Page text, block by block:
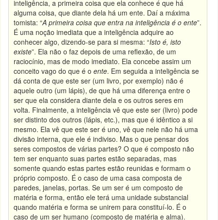
inteligência, a primeira coisa que ela conhece é que há
alguma coisa, que diante dela há um ente. Daí a máxima
tomista: “A primeira coisa que entra na inteligência é o ente”.
É uma noção imediata que a inteligência adquire ao
conhecer algo, dizendo-se para si mesma: “Isto é, isto
existe”. Ela não o faz depois de uma reflexão, de um
raciocínio, mas de modo imediato. Ela concebe assim um
conceito vago do que é oente. Em seguida a inteligência se
dá conta de que este ser (um livro, por exemplo) não é
aquele outro (um lápis), de que há uma diferença entre o
ser que ela considera diante dela e os outros seres em
volta. Finalmente, a inteligência vê que este ser (livro) pode
ser distinto dos outros (lápis, etc.), mas que é idêntico a si
mesmo. Ela vê que este ser é uno, vê que nele não há uma
divisão interna, que ele é indiviso. Mas o que pensar dos
seres compostos de várias partes? O que é composto não
tem ser enquanto suas partes estão separadas, mas
somente quando estas partes estão reunidas e formam o
próprio composto. É o caso de uma casa composta de
paredes, janelas, portas. Se um ser é um composto de
matéria e forma, então ele terá uma unidade substancial
quando matéria e forma se unirem para constituí-lo. É o
caso de um ser humano (composto de matéria e alma).